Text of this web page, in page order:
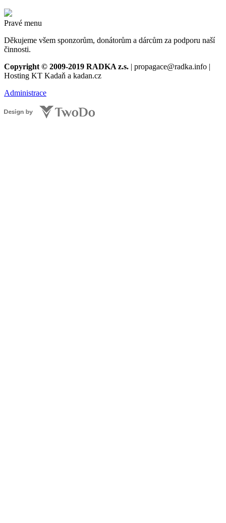
Pravé menu
Děkujeme všem sponzorům, donátorům a dárcům za podporu naší
činnosti.
Copyright © 2009-2019 RADKA z.s. | propagace@radka.info |
Hosting KT Kadaň a kadan.cz
Administrace